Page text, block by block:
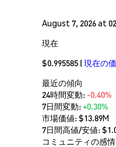
August 7, 2026 at
現在
$0.995585 (現在の
最近の傾向
24時間変動: -0.40%
7日間変動:+0.30%
市場価値:$13.89M
7日間高値/安値: $
コミュニティの感情